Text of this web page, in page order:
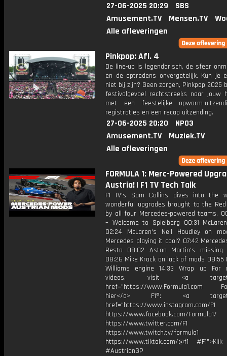
27-06-2025 20:29
SBS
Amusement.TV
Mensen.TV
Alle afleveringen
Pinkpop: Afl. 4
De line-up is legendarisch, de sfeer
en de optredens onvergetelijk. Kun je
niet bij zijn? Geen zorgen, Pinkpop 2025
festivalgevoel rechtstreeks naar jouw
met een feestelijke opwarm-
registraties en een recap uitzending.
27-06-2025 20:20
NPO3
Amusement.TV
Muziek.TV
Alle afleveringen
FORMULA 1: Merc-Powered
Austria! | F1 TV Tech Talk
F1 TV's Sam Collins dives into the
wonderful upgrades brought to the
by all four Mercedes-powered teams.
– Welcome to Spielberg 00:31
02:24 McLaren's Neil Houdley on
Mercedes playing it cool? 07:42
Resta 08:02 Aston Martin's missing
08:26 Mike Krack on lack of mods 08:55
Williams engine 14:33 Wrap up For
videos, visit <a
href="https://www.Formula1.com
hier</a> F1®: <a
href="https://www.instagram.com/F1
https://www.facebook.com/Formula1/
https://www.twitter.com/F1
https://www.twitch.tv/formula1
https://www.tiktok.com/@f1
#AustrianGP